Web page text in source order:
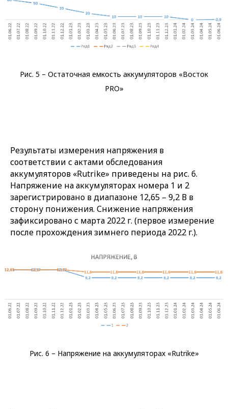
Рис. 5 – Остаточная емкость аккумуляторов «Восток
PRO»
Результаты измерения напряжения в
соответствии с актами обследования
аккумуляторов «Rutrike» приведены на рис. 6.
Напряжение на аккумуляторах номера 1 и 2
зарегистрировано в диапазоне 12,65 – 9,2 В в
сторону понижения. Снижение напряжения
зафиксировано с марта 2022 г. (первое измерение
после прохождения зимнего периода 2022 г.).
Рис. 6 – Напряжение на аккумуляторах «Rutrike»